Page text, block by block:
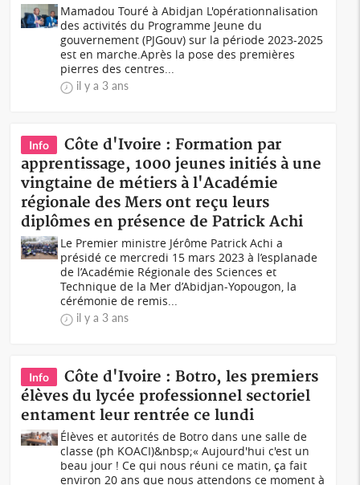
Mamadou Touré à Abidjan L'opérationnalisation
des activités du Programme Jeune du
gouvernement (PJGouv) sur la période 2023-2025
est en marche.Après la pose des premières
pierres des centres...
il y a 3 ans
Info
Côte d'Ivoire : Formation par
apprentissage, 1000 jeunes initiés à une
vingtaine de métiers à l'Académie
régionale des Mers ont reçu leurs
diplômes en présence de Patrick Achi
Le Premier ministre Jérôme Patrick Achi a
présidé ce mercredi 15 mars 2023 à l’esplanade
de l’Académie Régionale des Sciences et
Technique de la Mer d’Abidjan-Yopougon, la
cérémonie de remis...
il y a 3 ans
Info
Côte d'Ivoire : Botro, les premiers
élèves du lycée professionnel sectoriel
entament leur rentrée ce lundi
Élèves et autorités de Botro dans une salle de
classe (ph KOACI)&nbsp;« Aujourd'hui c'est un
beau jour ! Ce qui nous réuni ce matin, ça fait
environ 20 ans que nous attendons ce moment à